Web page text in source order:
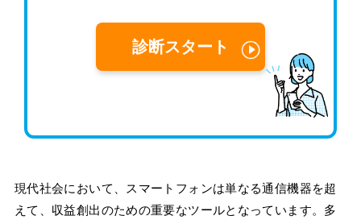
診断スタート
現代社会において、スマートフォンは単なる通信機器を超
えて、収益創出のための重要なツールとなっています。多